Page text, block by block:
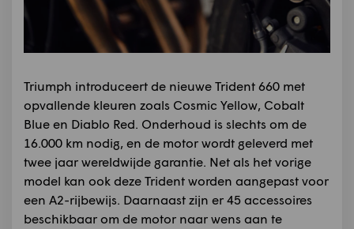
Triumph introduceert de nieuwe Trident 660 met
opvallende kleuren zoals Cosmic Yellow, Cobalt
Blue en Diablo Red. Onderhoud is slechts om de
16.000 km nodig, en de motor wordt geleverd met
twee jaar wereldwijde garantie. Net als het vorige
model kan ook deze Trident worden aangepast voor
een A2-rijbewijs. Daarnaast zijn er 45 accessoires
beschikbaar om de motor naar wens aan te